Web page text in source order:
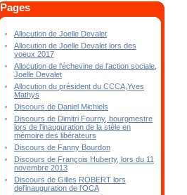
Pages
Allocution de Joelle Devalet
Allocution de Joelle Devalet lors des
voeux 2017
Allocution de l'échevine de l'action sociale,
Joelle Devalet
Allocution du président du CCCA,Yves
Mathys
Discours de Daniel Michiels
Discours de Dimitri Fourny, bourgmestre
lors de l'inauguration de la stèle en
mémoire des libérateurs
Discours de Fanny Bourdon
Discours de François Huberty, lors du 11
novembre 2013
Discours de Gilles ROBERT lors
del'inauguration de l'OCA